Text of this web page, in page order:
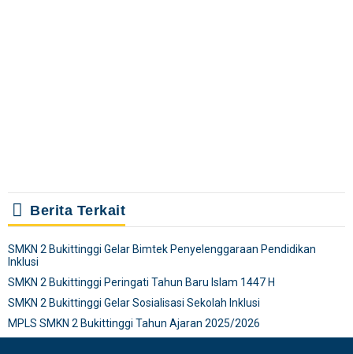
Berita Terkait
SMKN 2 Bukittinggi Gelar Bimtek Penyelenggaraan Pendidikan
Inklusi
SMKN 2 Bukittinggi Peringati Tahun Baru Islam 1447 H
SMKN 2 Bukittinggi Gelar Sosialisasi Sekolah Inklusi
MPLS SMKN 2 Bukittinggi Tahun Ajaran 2025/2026